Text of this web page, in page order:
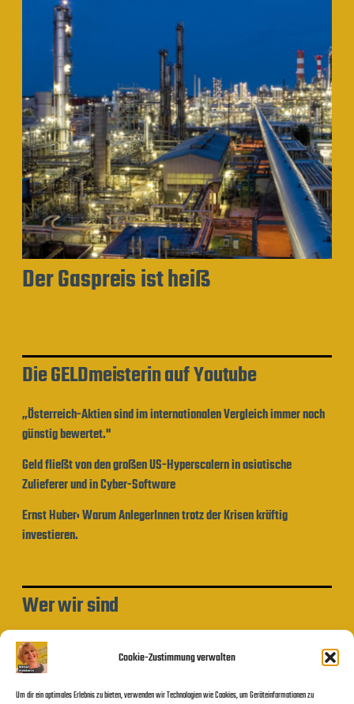
Cookie-Zustimmung verwalten
Um dir ein optimales Erlebnis zu bieten, verwenden wir Technologien wie Cookies, um Geräteinformationen zu
Der Gaspreis ist heiß
Die GELDmeisterin auf Youtube
„Österreich-Aktien sind im internationalen Vergleich immer noch
günstig bewertet."
Geld fließt von den großen US-Hyperscalern in asiatische
Zulieferer und in Cyber-Software
Ernst Huber: Warum AnlegerInnen trotz der Krisen kräftig
investieren.
Wer wir sind
Impressum und Datenschutzerklärung